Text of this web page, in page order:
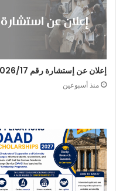
إعلان عن إستشارة رقم 2026/17
منذ أسبوعين